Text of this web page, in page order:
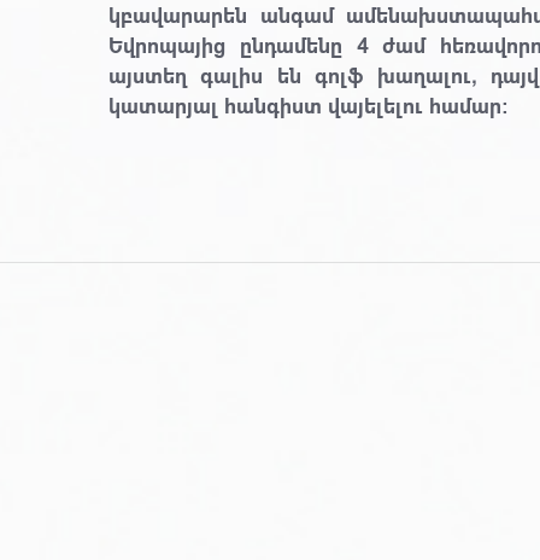
կբավարարեն անգամ
Եվրոպայից ընդամենը 4 ժամ
այստեղ գալիս են գոլֆ խաղալու,
կատարյալ հանգիստ վայելելու համար։